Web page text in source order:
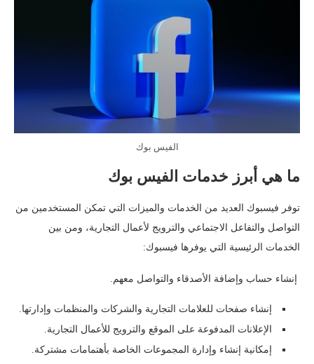
الفيس بوك
ما هي أبرز خدمات الفيس بوك
توفر فيسبوك العديد من الخدمات والميزات التي تمكن المستخدمين من
التواصل والتفاعل الاجتماعي والترويج لأعمال التجارية، ومن بين
الخدمات الرئيسية التي يوفرها فيسبوك:
إنشاء حساب وإضافة الأصدقاء والتواصل معهم.
إنشاء صفحات للعلامات التجارية والشركات والمنظمات وإدارتها.
الإعلانات المدفوعة على الموقع والترويج للأعمال التجارية.
إمكانية إنشاء وإدارة المجموعات الخاصة بأهتمامات مشتركة.